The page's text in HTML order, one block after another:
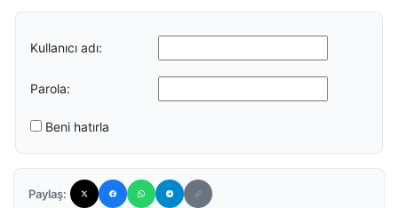
Kullanıcı adı:
Parola:
Beni hatırla
Paylaş: